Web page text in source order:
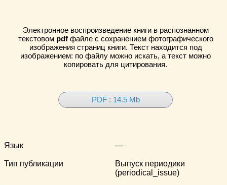
Электронное воспроизведение книги в распознанном
текстовом pdfфайле с сохранением фотографического
изображения страниц книги. Текст находится под
изображением: по файлу можно искать, а текст можно
копировать для цитирования.
PDF : 14.5 Mb
Язык —
Тип публикации
Выпуск периодики
(periodical_issue)